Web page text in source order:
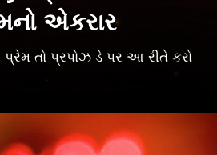
એકરાર
તો પ્રપોઝ ડે પર આ રીતે કરો